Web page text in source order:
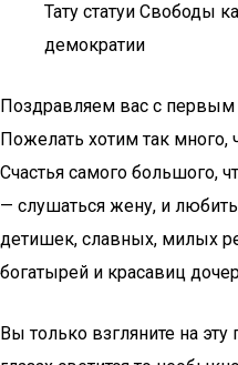
Тату статуи Свободы
демократии
Поздравляем вас с
Пожелать хотим так много,
Счастья самого большого,
— слушаться жену, и
детишек, славных, милых
богатырей и красавиц
Вы только взгляните на